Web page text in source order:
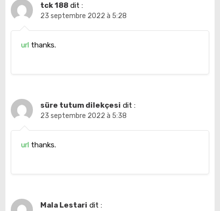
tck 188 dit :
23 septembre 2022 à 5:28
url thanks.
süre tutum dilekçesi dit :
23 septembre 2022 à 5:38
url thanks.
Mala Lestari dit :